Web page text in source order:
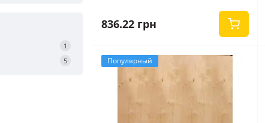
1
5
836.22 грн
Популярный